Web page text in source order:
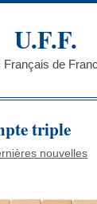
U.F.F.
Français de
triple
nouvelles